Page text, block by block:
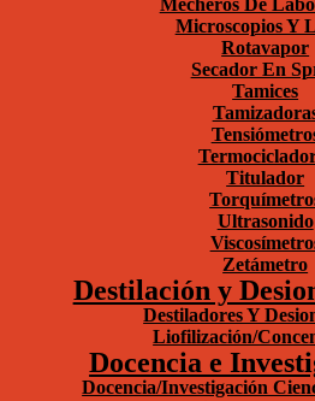
Microscopios Y
Rotavapor
Secador En
Tamices
Titulador
Ultrasonido
Zetámetro
Destilación y
Destiladores Y
Liofilización/
Docencia e
Docencia/Investigación